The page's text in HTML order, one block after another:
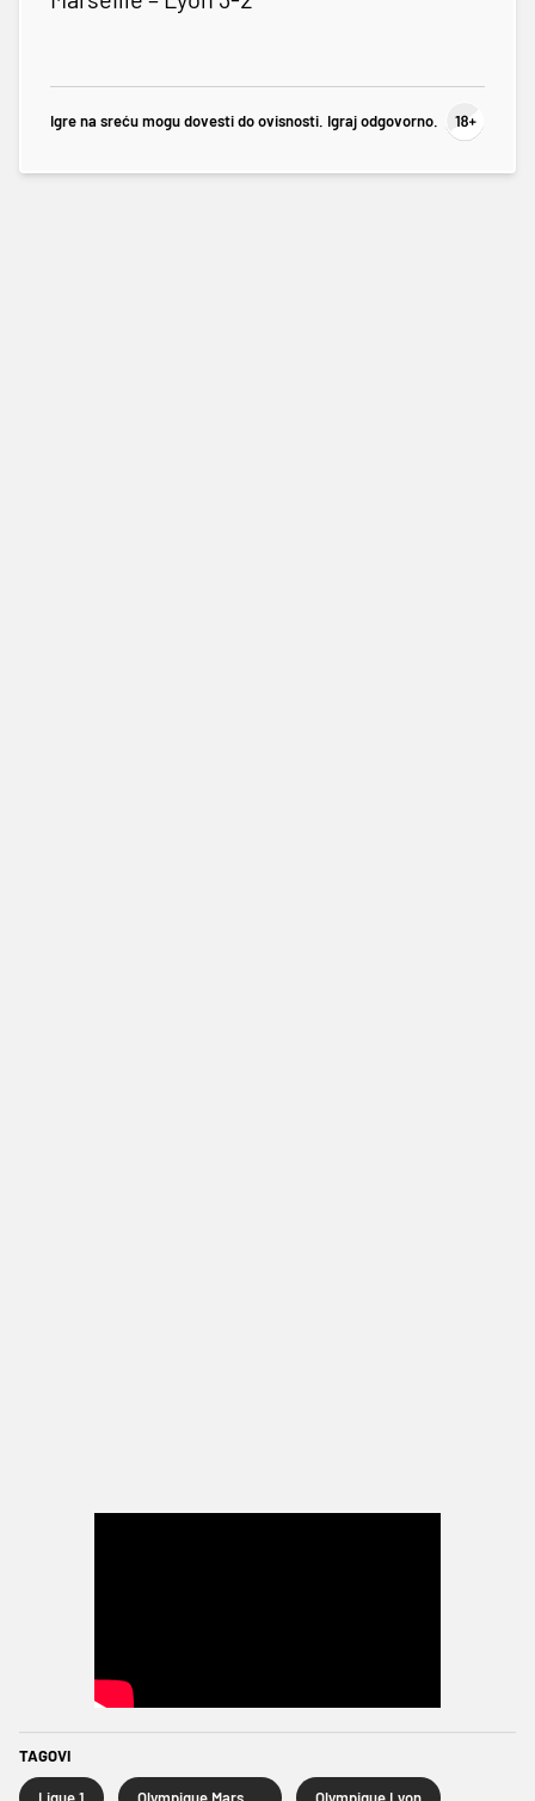
Igre na sreću mogu dovesti do ovisnosti. Igraj odgovorno.
TAGOVI